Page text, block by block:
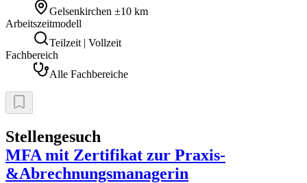
Gelsenkirchen ±10 km
Arbeitszeitmodell
Teilzeit | Vollzeit
Fachbereich
Alle Fachbereiche
Stellengesuch
MFA mit Zertifikat zur Praxis-
&Abrechnungsmanagerin